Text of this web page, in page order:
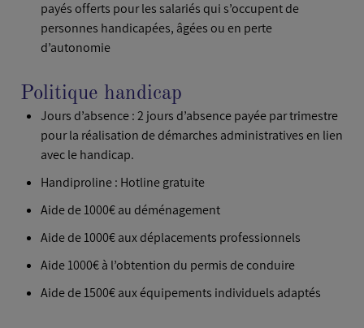
payés offerts pour les salariés qui s’occupent de
personnes handicapées, âgées ou en perte
d’autonomie
Politique handicap
Jours d’absence : 2 jours d’absence payée par trimestre
pour la réalisation de démarches administratives en lien
avec le handicap.
Handiproline : Hotline gratuite
Aide de 1000€ au déménagement
Aide de 1000€ aux déplacements professionnels
Aide 1000€ à l’obtention du permis de conduire
Aide de 1500€ aux équipements individuels adaptés